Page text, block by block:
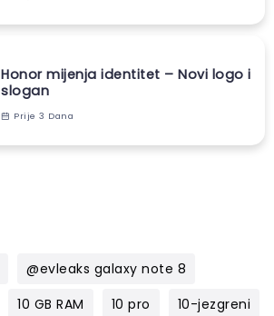
Honor mijenja identitet – Novi logo i
slogan
Prije 3 Dana
@evleaks galaxy note 8
10 GB RAM 10 pro
10-jezgreni